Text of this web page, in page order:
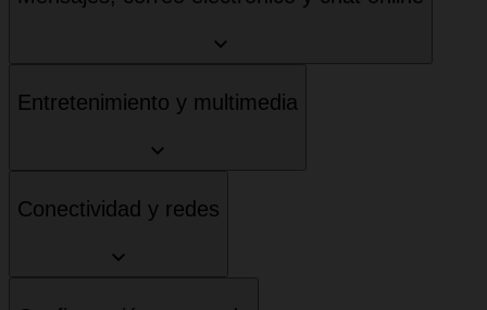
Entretenimiento y multimedia
Conectividad y redes